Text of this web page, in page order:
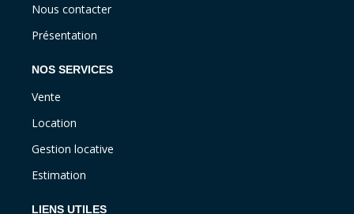
Nous contacter
Présentation
NOS SERVICES
Vente
Location
Gestion locative
Estimation
LIENS UTILES